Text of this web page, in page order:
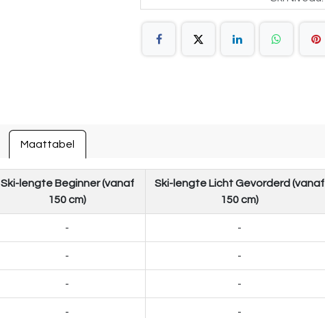
Maattabel
Ski-lengte Beginner (vanaf
150 cm)
Ski-lengte Licht Gevorderd (vanaf
150 cm)
- -
- -
- -
- -